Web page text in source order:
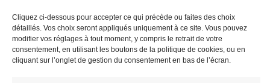
Cliquez ci-dessous pour accepter ce qui précède ou faites des choix
détaillés. Vos choix seront appliqués uniquement à ce site. Vous pouvez
modifier vos réglages à tout moment, y compris le retrait de votre
consentement, en utilisant les boutons de la politique de cookies, ou en
cliquant sur l’onglet de gestion du consentement en bas de l’écran.